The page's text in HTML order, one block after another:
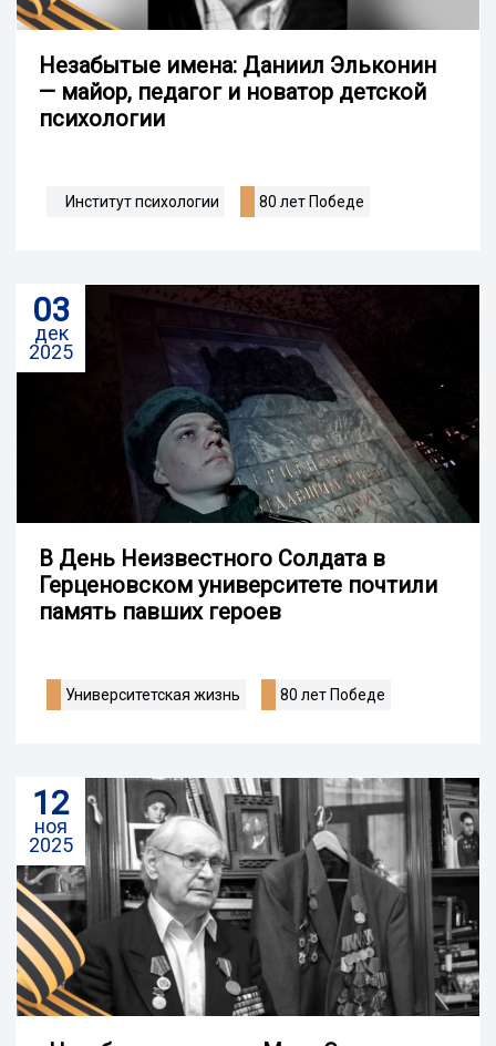
Незабытые имена: Даниил Эльконин
— майор, педагог и новатор детской
психологии
Институт психологии 80 лет Победе
03
дек
2025
В День Неизвестного Солдата в
Герценовском университете почтили
память павших героев
Университетская жизнь 80 лет Победе
12
ноя
2025